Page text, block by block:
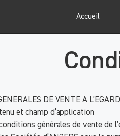
Accueil
DE VENTE A
et champ d’application
générales de vente de